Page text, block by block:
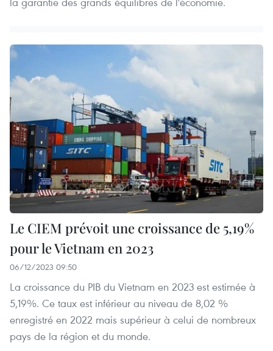
Le CIEM prévoit une croissance de 5,19%
pour le Vietnam en 2023
06/12/2023 09:50
La croissance du PIB du Vietnam en 2023 est estimée à
5,19%. Ce taux est inférieur au niveau de 8,02 %
enregistré en 2022 mais supérieur à celui de nombreux
pays de la région et du monde.